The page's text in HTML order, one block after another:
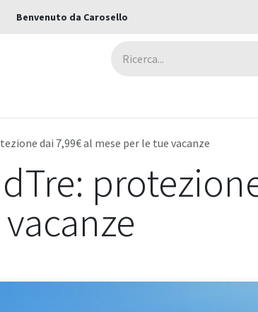
Benvenuto da Carosello
dai 7,99€ al mese per le tue vacanze